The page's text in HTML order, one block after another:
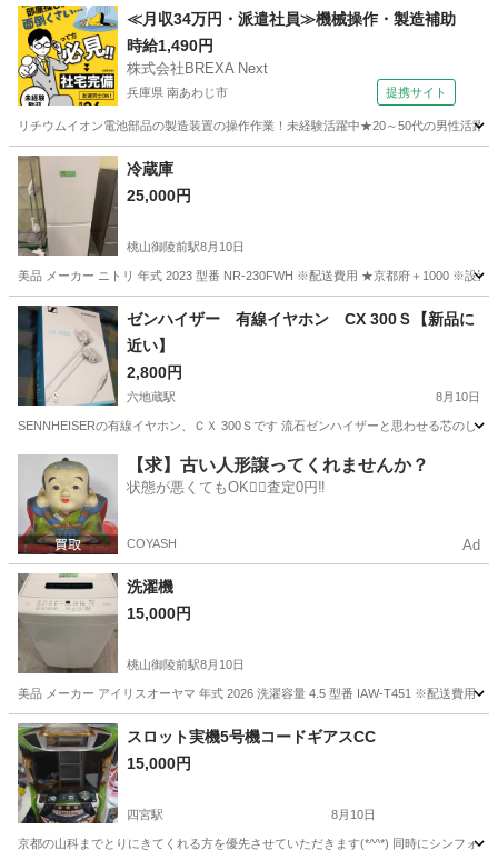
京都 京都市 今出川駅 キッチン家電
≪月収34万円・派遣社員≫機械操作・製造補助
時給1,490円
株式会社BREXA Next
兵庫県 南あわじ市 提携サイト
リチウムイオン電池部品の製造装置の操作作業！未経験活躍中★20～50代の男性活
兵庫 南あわじ市 その他
冷蔵庫
25,000円
桃山御陵前駅8月10日
美品 メーカー ニトリ 年式 2023 型番 NR-230FWH ※配送費用 ★京都府＋1000 ※設置
京都 京都市 桃山御陵前駅 キッチン家電
ゼンハイザー 有線イヤホン CX 300Ｓ【新品に
近い】
2,800円
六地蔵駅 8月10日
SENNHEISERの有線イヤホン、ＣＸ 300Ｓです 流石ゼンハイザーと思わせる芯のし
宇治市 六地蔵駅 オーディオ
【求】古い人形譲ってくれませんか？
状態が悪くてもOK🙆‍♀️査定0円‼️
COYASH Ad
洗濯機
15,000円
桃山御陵前駅8月10日
美品 メーカー アイリスオーヤマ 年式 2026 洗濯容量 4.5 型番 IAW-T451 ※配送費用
京都 京都市 桃山御陵前駅 生活家電 階段
スロット実機5号機コードギアスCC
15,000円
四宮駅 8月10日
京都の山科までとりにきてくれる方を優先させていただきます(*^^*) 同時にシンフォ